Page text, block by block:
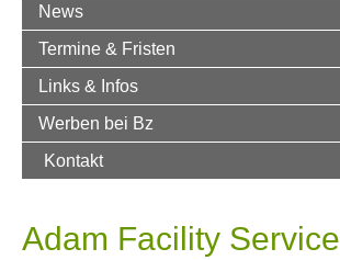
News
Termine & Fristen
Links & Infos
Werben bei Bz
Kontakt
Adam Facility Service